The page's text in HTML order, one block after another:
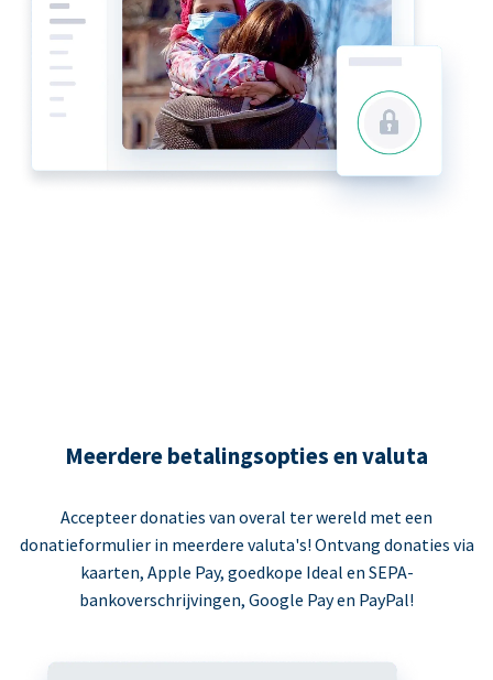
Meerdere betalingsopties en valuta
Accepteer donaties van overal ter wereld met een
donatieformulier in meerdere valuta's! Ontvang donaties via
kaarten, Apple Pay, goedkope Ideal en SEPA-
bankoverschrijvingen, Google Pay en PayPal!